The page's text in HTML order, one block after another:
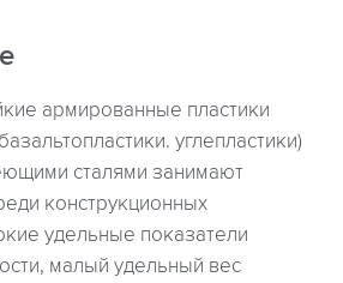
армированные пластики
углепластики)
сталями занимают
конструкционных
удельные показатели
малый удельный вес